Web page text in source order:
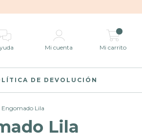
Mi cuenta Mi carrito
DE DEVOLUCIÓN
Engomado Lila
Lila